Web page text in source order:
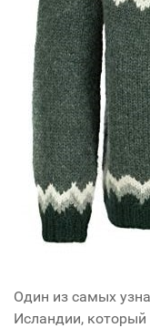
Один из самых
Исландии, который